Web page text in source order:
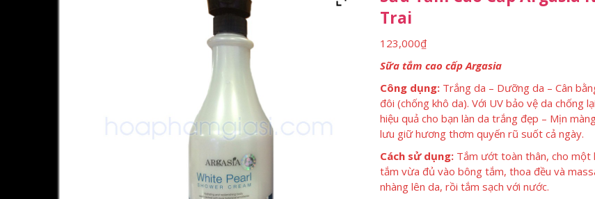
Trai
123,000₫
Sữa tắm cao cấp Argasia
Công dụng: Trắng da – Dưỡng da – Cân
đôi (chống khô da). Với UV bảo vệ da chống
hiệu quả cho bạn làn da trắng đẹp – Mịn
lưu giữ hương thơm quyến rũ suốt cả ngày.
Cách sử dụng: Tắm ướt toàn thân, cho một
tắm vừa đủ vào bông tắm, thoa đều và
nhàng lên da, rồi tắm sạch với nước.